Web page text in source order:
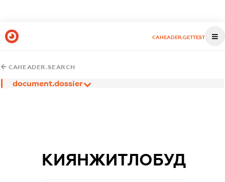
CAHEADER.GETTEST
CAHEADER.SEARCH
document.dossier
КИЯНЖИТЛОБУД